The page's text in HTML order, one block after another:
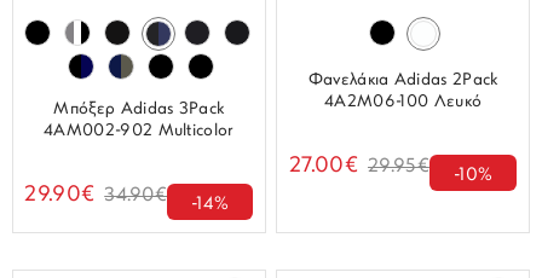
Μπόξερ Adidas 3Pack
4AM002-902 Multicolor
29.90€ 34.90€ -14%
Φανελάκια Adidas 2Pack
4A2M06-100 Λευκό
27.00€ 29.95€ -10%